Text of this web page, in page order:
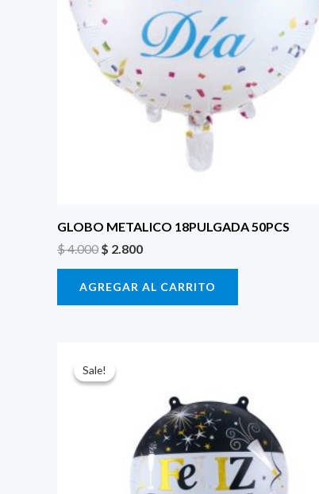
GLOBO METALICO 18PULGADA 50PCS
$4.000 $ 2.800
AGREGAR AL CARRITO
Sale!
Sale!precio
original
$ 2.800.